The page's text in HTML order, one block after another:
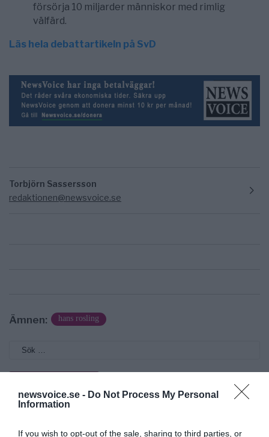
newsvoice.se - Do Not Process My Personal
Information
If you wish to opt-out of the sale, sharing to third parties, or
försörja 10 miljarder människor med rimlig
välfärd.
Läs hela debattartikeln på SvD
Torbjörn Sassersson
redaktionen@newsvoice.se
Ämnen: hans rosling